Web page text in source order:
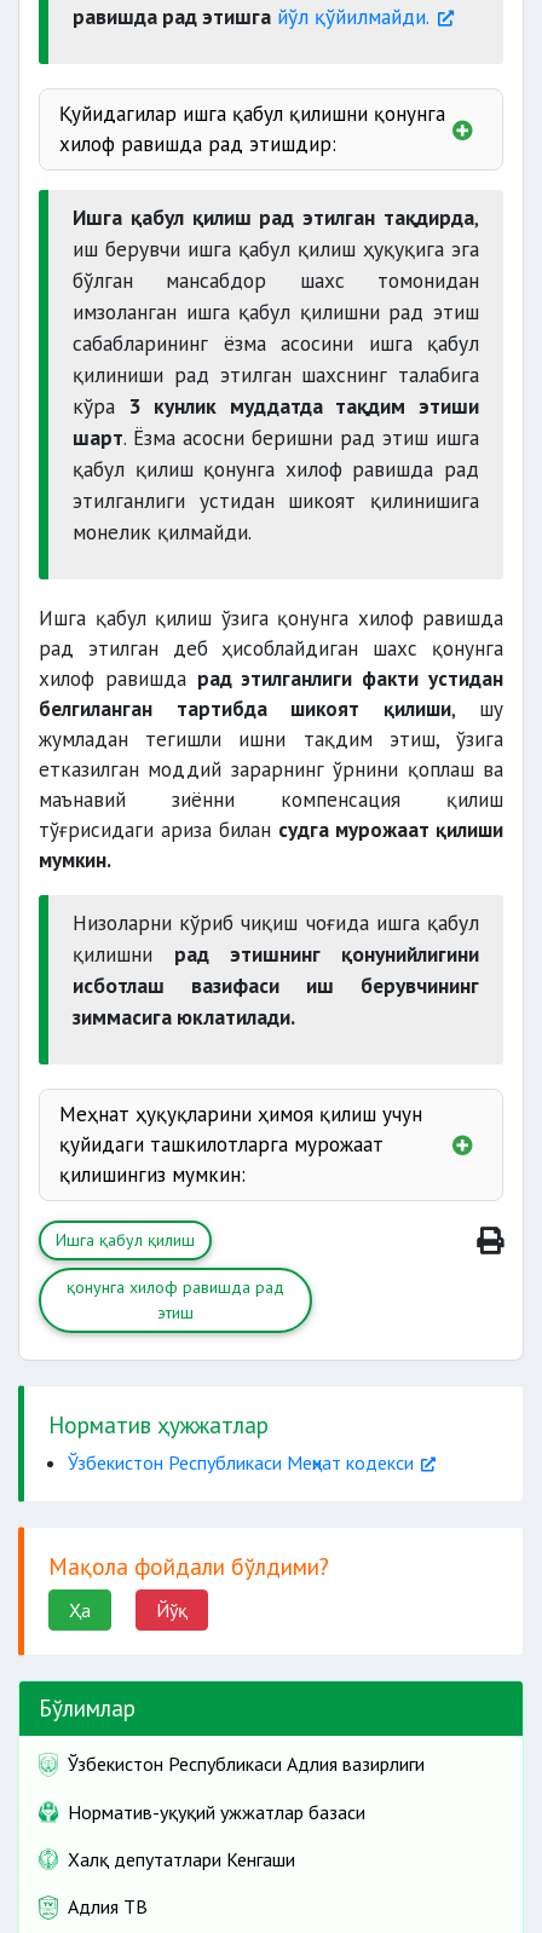
равишда рад этишга йўл қўйилмайди.
Қуйидагилар ишга қабул қилишни қонунга
хилоф равишда рад этишдир:
камситишни тақиқлаш тўғрисидаги
талабларни бузиш
ишга қабул қилмаслик;
ҳомиладорлик ёки фарзандлар борлиги
билан боғлиқ сабабларга кўра ишга қабул
қилмаслик
судланганлиги
Ишга қабул қилиш рад этилган тақдирда,
иш берувчи ишга қабул қилиш ҳуқуқига эга
бўлган мансабдор шахс томонидан
имзоланган ишга қабул қилишни рад этиш
сабабларининг ёзма асосини ишга қабул
қилиниши рад этилган шахснинг талабига
кўра 3 кунлик муддатда тақдим этиши
шарт. Ёзма асосни беришни рад этиш ишга
қабул қилиш қонунга хилоф равишда рад
этилганлиги устидан шикоят қилинишига
монелик қилмайди.
Ишга қабул қилиш ўзига қонунга хилоф равишда
рад этилган деб ҳисоблайдиган шахс қонунга
хилоф равишда рад этилганлиги факти устидан
белгиланган тартибда шикоят қилиши, шу
жумладан тегишли ишни тақдим этиш, ўзига
етказилган моддий зарарнинг ўрнини қоплаш ва
маънавий зиённи компенсация қилиш
тўғрисидаги ариза билан судга мурожаат қилиши
мумкин.
Низоларни кўриб чиқиш чоғида ишга қабул
қилишни рад этишнинг қонунийлигини
исботлаш вазифаси иш берувчининг
зиммасига юклатилади.
Меҳнат ҳуқуқларини ҳимоя қилиш учун
қуйидаги ташкилотларга мурожаат
қилишингиз мумкин:
Камбағалликни қисқартириш ва бандлик
вазирлиги
Ўзбекистон Республикаси Президентининг
виртуал қабулхонаси
Суд
Ишга қабул қилиш
қонунга хилоф равишда рад
этиш
Норматив ҳужжатлар
Ўзбекистон Республикаси Меҳнат кодекси
Мақола фойдали бўлдими?
Ҳа Йўқ
Бўлимлар
Ўзбекистон Республикаси Адлия вазирлиги
Норматив-ҳуқуқий ҳужжатлар базаси
Халқ депутатлари Кенгаши
Адлия ТВ